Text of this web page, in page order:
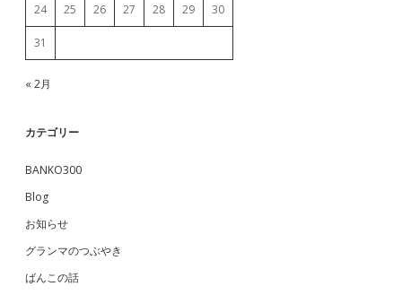
24 25 26 27 28 29 30
31
« 2月
カテゴリー
BANKO300
Blog
お知らせ
グランマのつぶやき
ばんこの話